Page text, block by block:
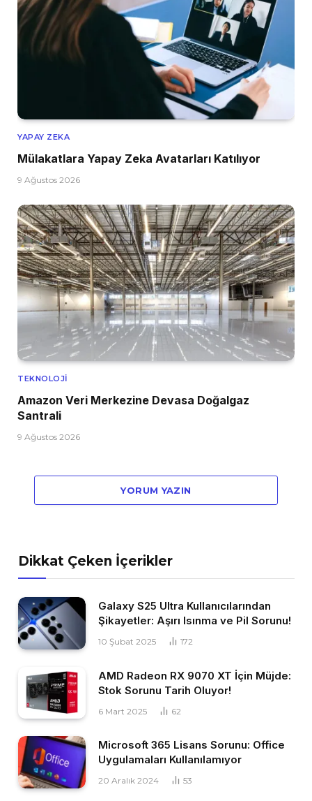
YAPAY ZEKA
Mülakatlara Yapay Zeka Avatarları Katılıyor
9 Ağustos 2026
TEKNOLOJI
Amazon Veri Merkezine Devasa Doğalgaz
Santrali
9 Ağustos 2026
YORUM YAZIN
Dikkat Çeken İçerikler
Galaxy S25 Ultra Kullanıcılarından
Şikayetler: Aşırı Isınma ve Pil Sorunu!
10 Şubat 2025 172
AMD Radeon RX 9070 XT İçin Müjde:
Stok Sorunu Tarih Oluyor!
6 Mart 2025 62
Microsoft 365 Lisans Sorunu: Office
Uygulamaları Kullanılamıyor
20 Aralık 2024 53